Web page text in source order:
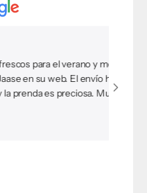
el verano y me
El envío ha
preciosa. Muy
Hice un
y me ha
encanta